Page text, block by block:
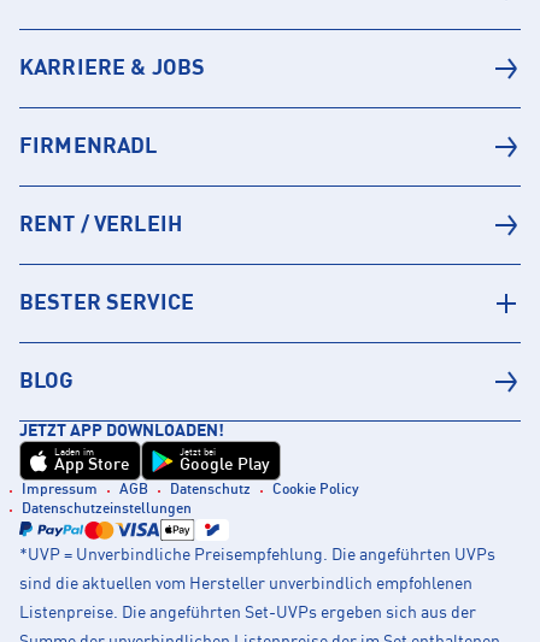
KARRIERE & JOBS
FIRMENRADL
RENT / VERLEIH
BESTER SERVICE
BLOG
JETZT APP DOWNLOADEN!
Laden im
App Store
Jetzt bei
Google Play
Impressum AGB Datenschutz
Cookie Policy
Datenschutzeinstellungen
*UVP = Unverbindliche Preisempfehlung. Die angeführten UVPs
sind die aktuellen vom Hersteller unverbindlich empfohlenen
Listenpreise. Die angeführten Set-UVPs ergeben sich aus der